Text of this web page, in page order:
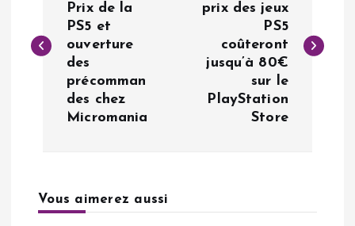
v
t
Prix de la
PS5 et
ouverture
des
précomman
des chez
Micromania
prix des jeux
PS5
coûteront
jusqu’à 80€
sur le
PlayStation
Store
Vous aimerez aussi